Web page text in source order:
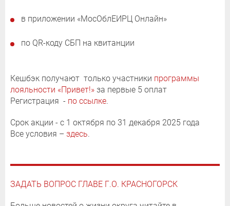
в приложении «МосОблЕИРЦ Онлайн»
по QR-коду СБП на квитанции
Кешбэк получают только участники программы
лояльности «Привет!» за первые 5 оплат
Регистрация - по ссылке.
Срок акции - с 1 октября по 31 декабря 2025 года
Все условия – здесь.
ЗАДАТЬ ВОПРОС ГЛАВЕ Г.О. КРАСНОГОРСК